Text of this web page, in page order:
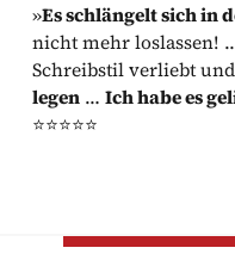
»Es schlängelt sich in
nicht mehr loslassen!
Schreibstil verliebt
legen …Ich habe es
⭐⭐⭐⭐⭐